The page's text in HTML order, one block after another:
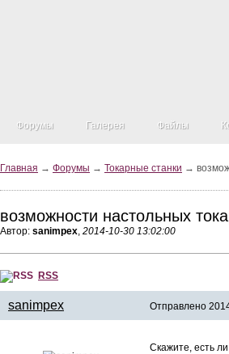
Форумы Галерея Файлы
Главная → Форумы → Токарные станки →
возможности настольных
Автор: sanimpex, 2014-10-30 13:02:00
RSS
sanimpex Отправлено
Скажите, есть